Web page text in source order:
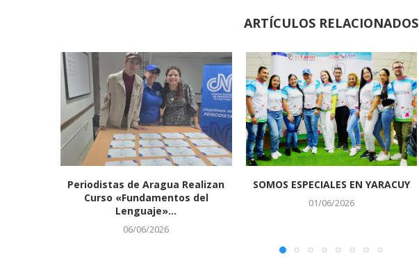
ARTÍCULOS RELACIONADOS
Periodistas de Aragua Realizan
Curso «Fundamentos del
Lenguaje»...
06/06/2026
SOMOS ESPECIALES EN YARACUY
01/06/2026